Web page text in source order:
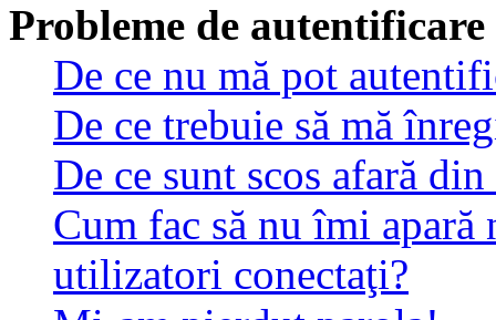
Probleme de
De ce nu mă pot
De ce trebuie să mă
De ce sunt scos afară
Cum fac să nu îmi
utilizatori conectaţi?